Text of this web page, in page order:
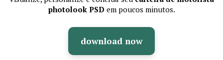
photolook PSD em poucos minutos.
download now